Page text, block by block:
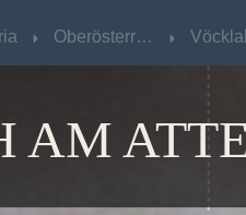
Oberösterreich
AM
Oberösterreich